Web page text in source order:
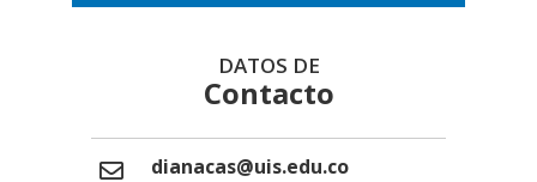
DATOS DE
Contacto
dianacas@uis.edu.co